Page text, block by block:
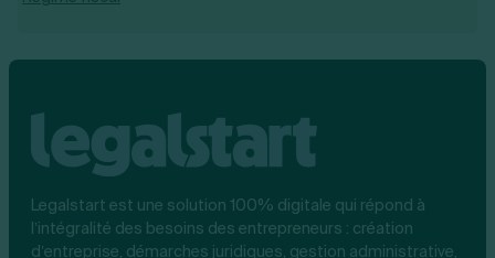
Legalstart est une solution 100% digitale qui répond à
l’intégralité des besoins des entrepreneurs : création
d’entreprise, démarches juridiques, gestion administrative,